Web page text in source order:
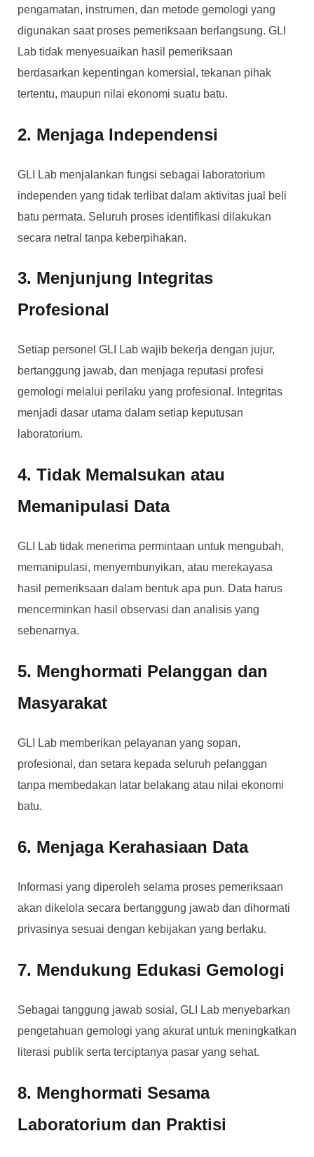
pengamatan, instrumen, dan metode gemologi yang
digunakan saat proses pemeriksaan berlangsung. GLI
Lab tidak menyesuaikan hasil pemeriksaan
berdasarkan kepentingan komersial, tekanan pihak
tertentu, maupun nilai ekonomi suatu batu.
2. Menjaga Independensi
GLI Lab menjalankan fungsi sebagai laboratorium
independen yang tidak terlibat dalam aktivitas jual beli
batu permata. Seluruh proses identifikasi dilakukan
secara netral tanpa keberpihakan.
3. Menjunjung Integritas
Profesional
Setiap personel GLI Lab wajib bekerja dengan jujur,
bertanggung jawab, dan menjaga reputasi profesi
gemologi melalui perilaku yang profesional. Integritas
menjadi dasar utama dalam setiap keputusan
laboratorium.
4. Tidak Memalsukan atau
Memanipulasi Data
GLI Lab tidak menerima permintaan untuk mengubah,
memanipulasi, menyembunyikan, atau merekayasa
hasil pemeriksaan dalam bentuk apa pun. Data harus
mencerminkan hasil observasi dan analisis yang
sebenarnya.
5. Menghormati Pelanggan dan
Masyarakat
GLI Lab memberikan pelayanan yang sopan,
profesional, dan setara kepada seluruh pelanggan
tanpa membedakan latar belakang atau nilai ekonomi
batu.
6. Menjaga Kerahasiaan Data
Informasi yang diperoleh selama proses pemeriksaan
akan dikelola secara bertanggung jawab dan dihormati
privasinya sesuai dengan kebijakan yang berlaku.
7. Mendukung Edukasi Gemologi
Sebagai tanggung jawab sosial, GLI Lab menyebarkan
pengetahuan gemologi yang akurat untuk meningkatkan
literasi publik serta terciptanya pasar yang sehat.
8. Menghormati Sesama
Laboratorium dan Praktisi